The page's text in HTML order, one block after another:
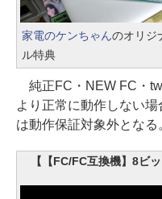
家電のケンちゃんのオリジ
ル特典
純正FC・NEW FC・
より正常に動作しない
は動作保証対象外となる
【【FC/FC互換機】8ビ